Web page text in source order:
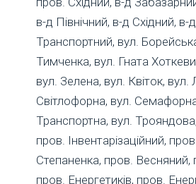
в-д Північний, в-д Східний,
Транспортний, вул.
Тимченка, вул. Гната
вул. Зелена, вул. Квіток, вул.
Світлофорна, вул.
Транспортна, вул.
пров. Інвентарізаційний,
Степаненка, пров. Весняний,
пров. Енергетиків, пров.